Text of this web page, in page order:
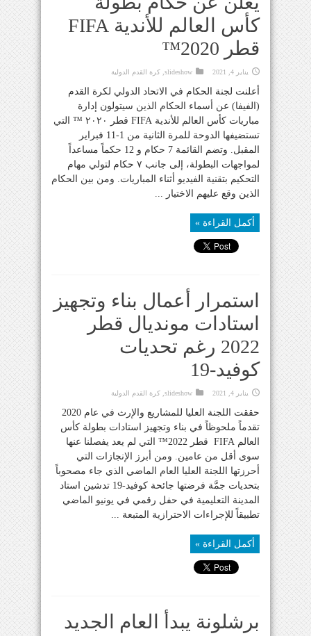
كأس العالم للأندية FIFA
قطر 2020™
يناير 4, 2021 slideshow كرة القدم الدولية
أعلنت لجنة الحكام في الاتحاد الدولي لكرة القدم
(الفيفا) عن أسماء الحكام الذين سيتولون إدارة
مباريات كأس العالم للأندية FIFA قطر ٢٠٢٠ ™ التي
تستضيفها الدوحة للمرة الثانية من 1-11 فبراير
المقبل. وتضم القائمة 7 حكام و 12 حكماً مساعداً
لمواجهات البطولة، إلى جانب ٧ حكام لتولي مهام
التحكيم بتقنية الفيديو أثناء المباريات. ومن بين الحكام
الذين وقع عليهم الاختيار ...
أكمل القراءة »
استمرار أعمال بناء وتجهيز
استادات مونديال قطر
2022 رغم تحديات
كوفيد-19
يناير 4, 2021 slideshow كرة القدم الدولية
حققت اللجنة العليا للمشاريع والإرث في عام 2020
تقدماً ملحوظاً في بناء وتجهيز استادات بطولة كأس
العالم FIFA قطر 2022™ التي لم يعد يفصلنا عنها
سوى أقل من عامين. ومن أبرز الإنجازات التي
أحرزتها اللجنة العليا العام الماضي الذي جاء مصحوباً
بتحديات جمَّة فرضتها جائحة كوفيد-19 تدشين استاد
المدينة التعليمية في حفل رقمي في يونيو الماضي
تطبيقاً للإجراءات الاحترازية المتبعة ...
أكمل القراءة »
برشلونة يبدأ العام الجديد